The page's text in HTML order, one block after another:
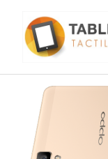
contenu